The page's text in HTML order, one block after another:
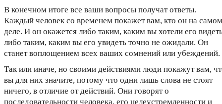
В конечном итоге все ваши вопросы получат ответы.
Каждый человек со временем покажет вам, кто он на самом
деле. И он окажется либо таким, каким вы хотели его
либо таким, каким вы его увидеть точно не ожидали. Он
станет воплощением всех ваших сомнений или убеждений.
Так или иначе, но своими действиями люди покажут вам,
вы для них значите, потому что одни лишь слова не стоят
ничего, в отличие от действий. Они говорят о
последовательности человека, его целеустремленности и